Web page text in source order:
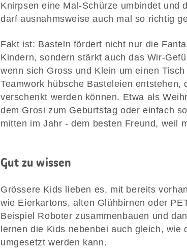
Knirpsen eine Mal-Schürze umbindet und
darf ausnahmsweise auch mal so richtig
Fakt ist: Basteln fördert nicht nur die
Kindern, sondern stärkt auch das Wir-
wenn sich Gross und Klein um einen
Teamwork hübsche Basteleien entstehen,
verschenkt werden können. Etwa als
dem Grosi zum Geburtstag oder einfach
mitten im Jahr - dem besten Freund, weil
Gut zu wissen
Grössere Kids lieben es, mit bereits
wie Eierkartons, alten Glühbirnen oder
Beispiel Roboter zusammenbauen und
lernen die Kids nebenbei auch gleich, wie
umgesetzt werden kann.